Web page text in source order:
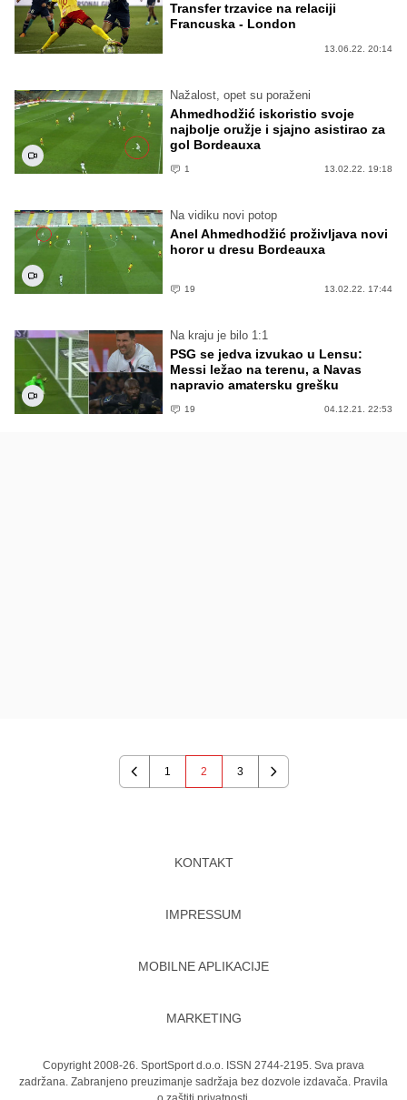
Transfer trzavice na relaciji
Francuska - London
13.06.22. 20:14
Nažalost, opet su poraženi
Ahmedhodžić iskoristio svoje
najbolje oružje i sjajno asistirao za
gol Bordeauxa
1 13.02.22. 19:18
Na vidiku novi potop
Anel Ahmedhodžić proživljava novi
horor u dresu Bordeauxa
19 13.02.22. 17:44
Na kraju je bilo 1:1
PSG se jedva izvukao u Lensu:
Messi ležao na terenu, a Navas
napravio amatersku grešku
19 04.12.21. 22:53
Previous
1 2 3
Next
KONTAKT
IMPRESSUM
MOBILNE APLIKACIJE
MARKETING
Copyright 2008-26. SportSport d.o.o. ISSN 2744-2195. Sva prava
zadržana. Zabranjeno preuzimanje sadržaja bez dozvole izdavača. Pravila